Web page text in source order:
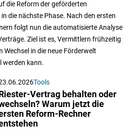
die Reform der geförderten
die nächste Phase. Nach den ersten
folgt nun die automatisierte Analyse
Ziel ist es, Vermittlern frühzeitig
Wechsel in die neue Förderwelt
kann.
Tools
Vertrag behalten oder
Warum jetzt die
Reform-Rechner